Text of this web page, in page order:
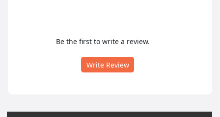
Be the first to write a review.
Write Review